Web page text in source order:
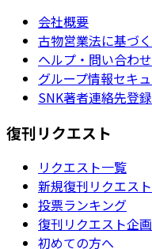
会社概要
古物営業法に基づ
ヘルプ・問い合わせ
グループ情報セキ
SNK著者連絡先登録
復刊リクエスト
リクエスト一覧
新規復刊リクエスト
投票ランキング
復刊リクエスト企画
初めての方へ